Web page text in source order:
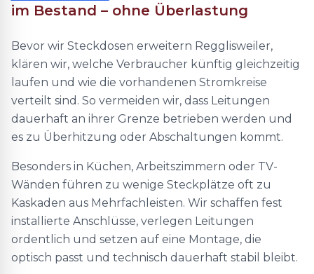
im Bestand – ohne Überlastung
Bevor wir Steckdosen erweitern Regglisweiler,
klären wir, welche Verbraucher künftig gleichzeitig
laufen und wie die vorhandenen Stromkreise
verteilt sind. So vermeiden wir, dass Leitungen
dauerhaft an ihrer Grenze betrieben werden und
es zu Überhitzung oder Abschaltungen kommt.
Besonders in Küchen, Arbeitszimmern oder TV-
Wänden führen zu wenige Steckplätze oft zu
Kaskaden aus Mehrfachleisten. Wir schaffen fest
installierte Anschlüsse, verlegen Leitungen
ordentlich und setzen auf eine Montage, die
optisch passt und technisch dauerhaft stabil bleibt.